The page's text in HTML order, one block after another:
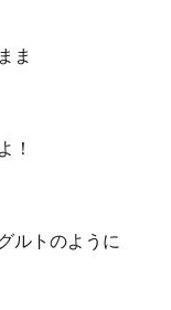
ま
！
ルトのように